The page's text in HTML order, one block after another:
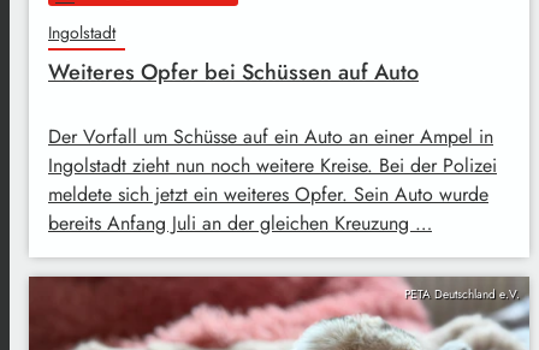
Ingolstadt
Weiteres Opfer bei Schüssen auf Auto
Der Vorfall um Schüsse auf ein Auto an einer Ampel in
Ingolstadt zieht nun noch weitere Kreise. Bei der Polizei
meldete sich jetzt ein weiteres Opfer. Sein Auto wurde
bereits Anfang Juli an der gleichen Kreuzung …
PETA Deutschland e.V.